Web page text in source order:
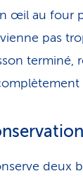
œil au four
pas
terminé,
deux